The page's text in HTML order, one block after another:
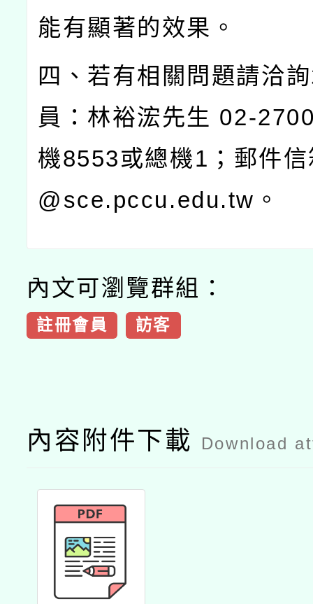
能有顯著的效果。
四、若有相關問題請洽
員：林裕浤先生 02-
機8553或總機1 ；郵件
@sce.pccu.edu.tw 。
內文可瀏覽群組：
註冊會員 訪客
內容附件下載 Download